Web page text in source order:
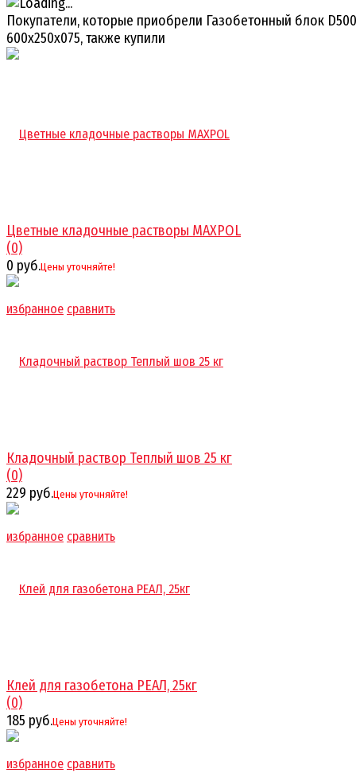
Покупатели, которые приобрели Газобетонный блок D500
600х250х075, также купили
избранное сравнить
Цветные кладочные растворы MAXPOL
(0)
0 руб.Цены уточняйте!
избранное сравнить
Кладочный раствор Теплый шов 25 кг
(0)
229 руб.Цены уточняйте!
избранное сравнить
Клей для газобетона РЕАЛ, 25кг
(0)
185 руб.Цены уточняйте!